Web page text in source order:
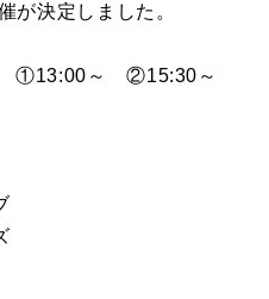
が決定しました。
) ①13:00～ ②15:30～